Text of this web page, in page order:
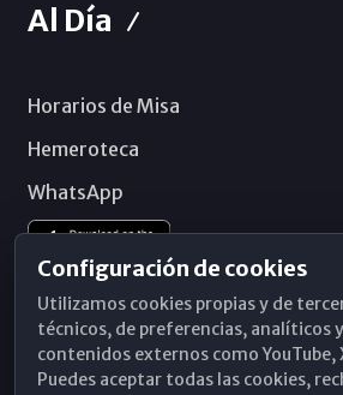
Al Día
Horarios de Misa
Hemeroteca
WhatsApp
Configuración de cookies
Utilizamos cookies propias y de
técnicos, de preferencias, analíticos
contenidos externos como YouTube,
Puedes aceptar todas las cookies,